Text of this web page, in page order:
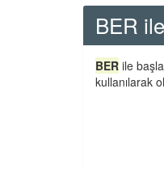
BER
BER ile
kullanılarak